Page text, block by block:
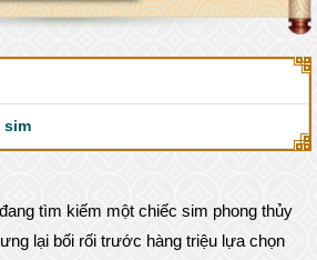
sim
tìm kiếm một chiếc sim phong thủy
lại bối rối trước hàng triệu lựa chọn